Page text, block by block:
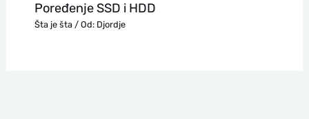
Poređenje SSD i HDD
Šta je šta/ Od: Djordje